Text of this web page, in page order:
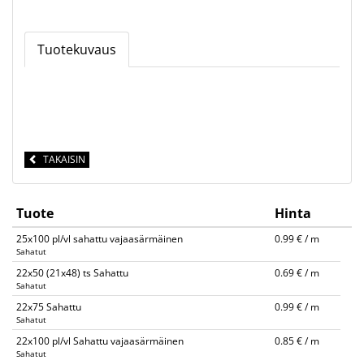
Tuotekuvaus
TAKAISIN
Tuote Hinta
25x100 pl/vl sahattu vajaasärmäinen
Sahatut
0.99 € / m
22x50 (21x48) ts Sahattu
Sahatut
0.69 € / m
22x75 Sahattu
Sahatut
0.99 € / m
22x100 pl/vl Sahattu vajaasärmäinen
Sahatut
0.85 € / m